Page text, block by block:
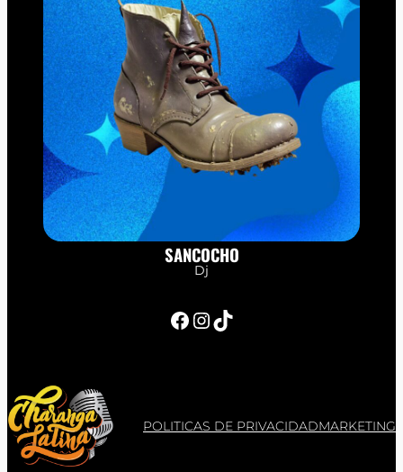
SANCOCHO
Dj
Facebook InstagramTikTok
POLITICAS DE PRIVACIDADMARKETING